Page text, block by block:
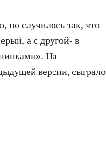
но случилось так, что
а с другой- в
На
версии, сыграло